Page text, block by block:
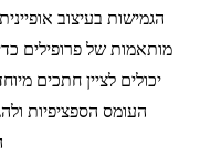
הגמישות בעיצוב
מותאמות של פרופילים
יכולים לציין חתכים
העומס הספציפיות